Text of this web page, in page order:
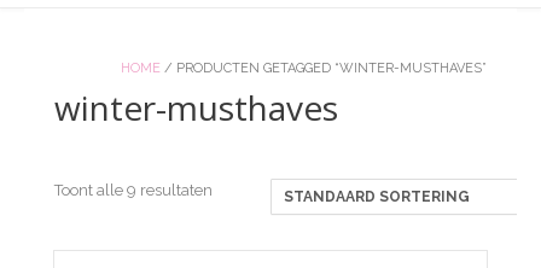
HOME / PRODUCTEN GETAGGED “WINTER-MUSTHAVES”
winter-musthaves
Toont alle 9 resultaten